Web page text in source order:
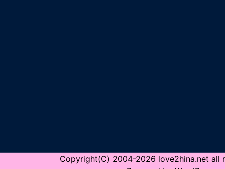
Copyright(C) 2004-2026 love2hina.net all